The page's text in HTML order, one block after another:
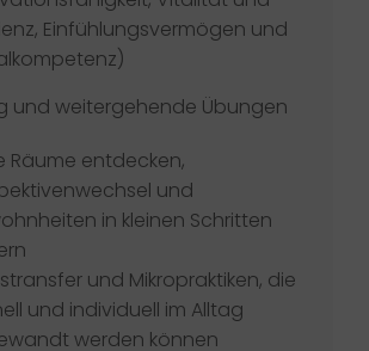
Einfühlungsvermögen und
und weitergehende Übungen
Räume entdecken,
und
in kleinen Schritten
und Mikropraktiken, die
und individuell im Alltag
werden können